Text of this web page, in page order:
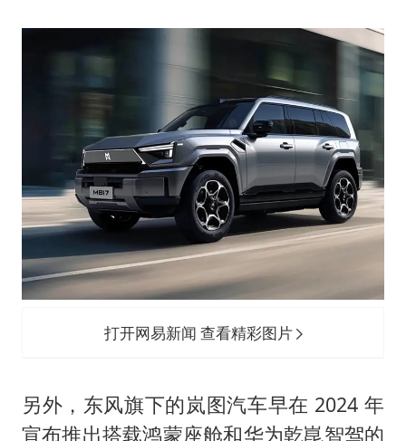
打开网易新闻 查看精彩图片
另外，东风旗下的岚图汽车早在 2024 年
宣布推出搭载鸿蒙座舱和华为乾崑智驾的